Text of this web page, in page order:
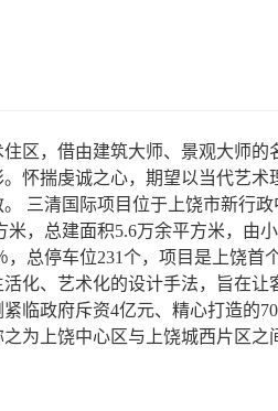
住区，借由建筑大师、景观大师
怀揣虔诚之心，期望以当代艺
三清国际项目位于上饶市新行
米，总建面积5.6万余平方米，由
，总停车位231个，项目是上饶
化、艺术化的设计手法，旨在
临政府斥资4亿元、精心打造的
为上饶中心区与上饶城西片区之